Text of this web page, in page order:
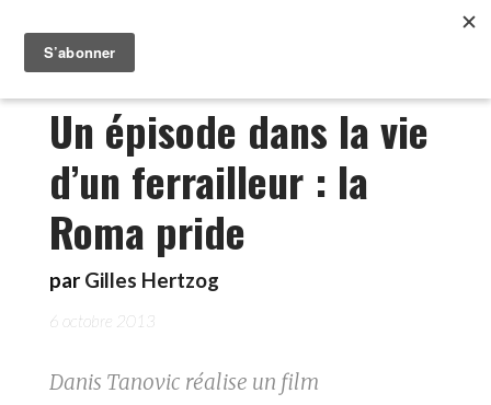
Un épisode dans la vie
d’un ferrailleur : la
Roma pride
par Gilles Hertzog
6 octobre 2013
Danis Tanovic réalise un film